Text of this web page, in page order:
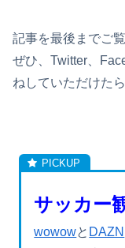
記事を最後までご
ぜひ、Twitter、
ねしていただけた
サッカー
wowowと DAZN